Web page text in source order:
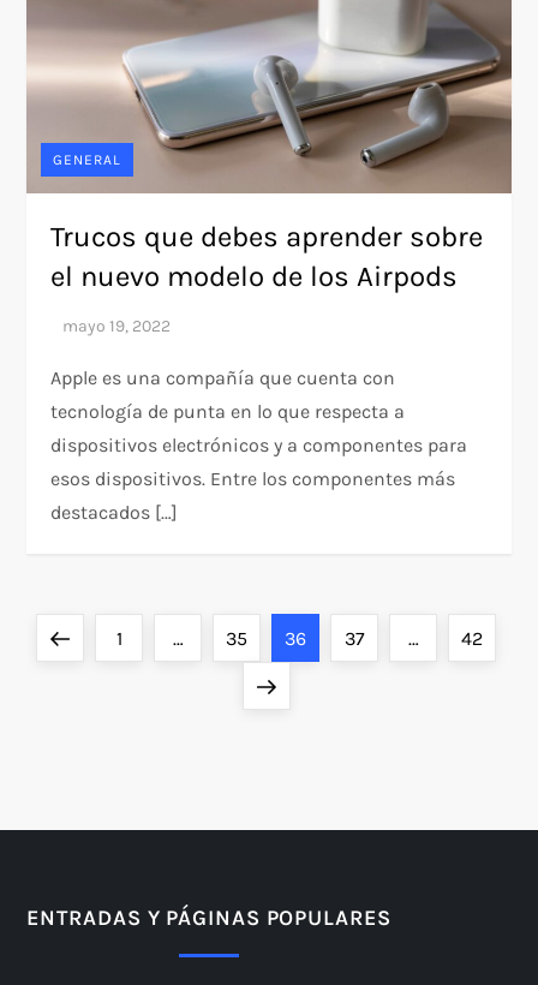
GENERAL
Trucos que debes aprender sobre
el nuevo modelo de los Airpods
Apple es una compañía que cuenta con
tecnología de punta en lo que respecta a
dispositivos electrónicos y a componentes para
esos dispositivos. Entre los componentes más
destacados […]
a
PáginaPágina
1 … Página
35 Página
36 Página
37 … Página
42
Siguiente
ENTRADAS Y PÁGINAS POPULARES